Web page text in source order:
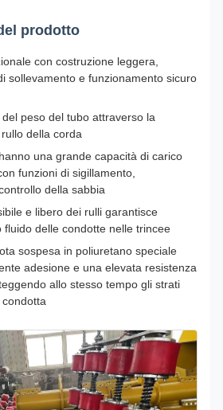
prodotto
con costruzione leggera,
sollevamento e funzionamento sicuro
peso del tubo attraverso la
della corda
una grande capacità di carico
funzioni di sigillamento,
della sabbia
e libero dei rulli garantisce
fluido delle condotte nelle trincee
sospesa in poliuretano speciale
adesione e una elevata resistenza
allo stesso tempo gli strati